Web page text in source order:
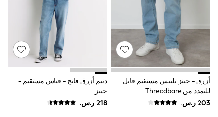
9-11 years
12-14 years
15+ years
All Clothing
Coats & Jackets
Dresses
Holiday Shop
Jeans
Jumpsuits & Playsuits
All Girl's New In
Kid's Top Picks
Top & Bottom Sets
أزرق - جينز تلبيس مستقيم قابل
للتمدد من Threadbare
دنيم أزرق فاتح - قياس مستقيم -
جينز